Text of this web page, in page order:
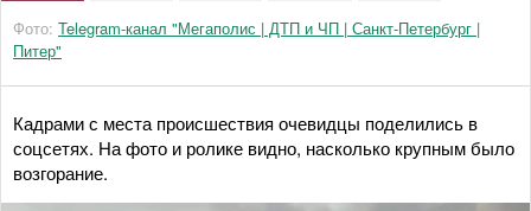
Фото: Telegram-канал "Мегаполис | ДТП и ЧП | Санкт-Петербург |
Питер"
Кадрами с места происшествия очевидцы поделились в
соцсетях. На фото и ролике видно, насколько крупным было
возгорание.